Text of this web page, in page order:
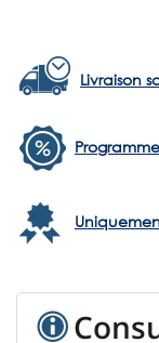
Livraison